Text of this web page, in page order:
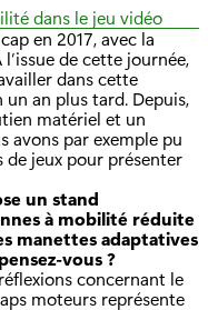
dans le jeu vidéo
en 2017, avec la
de cette journée,
dans cette
an plus tard. Depuis,
matériel et un
avons par exemple pu
de jeux pour présenter
un stand
à mobilité réduite
manettes adaptatives
vous ?
concernant le
moteurs représente